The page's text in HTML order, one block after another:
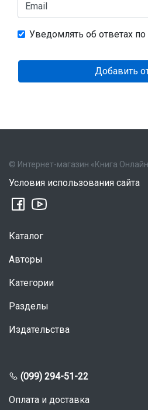
Email
Уведомлять об ответах
Добавить
© Интернет-магазин «Книга
Условия использования сайта
Каталог
Авторы
Категории
Разделы
Издательства
(099) 294-51-22
Оплата и доставка